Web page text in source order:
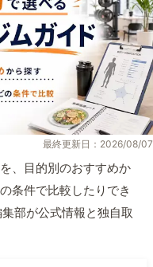
最終更新日：2026/08/07
、目的別のおすすめか
条件で比較したりでき
部が公式情報と独自取